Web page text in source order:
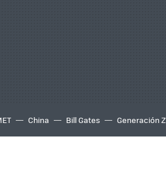
China Bill Gates Generación Z